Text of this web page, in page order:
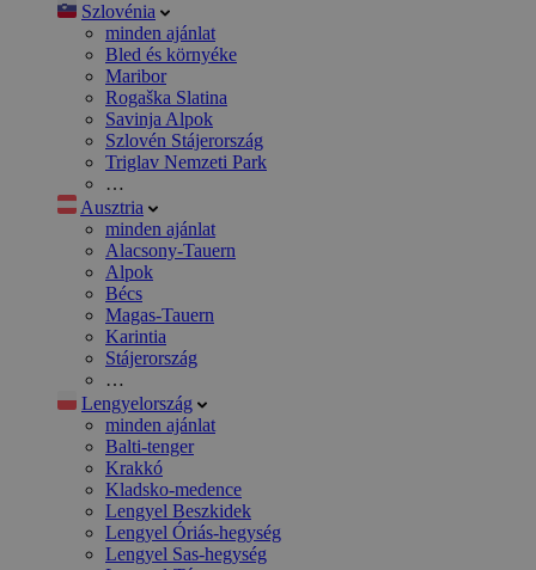
Szlovénia
minden ajánlat
Bled és környéke
Maribor
Rogaška Slatina
Savinja Alpok
Szlovén Stájerország
Triglav Nemzeti Park
…
Ausztria
minden ajánlat
Alacsony-Tauern
Alpok
Bécs
Magas-Tauern
Karintia
Stájerország
…
Lengyelország
minden ajánlat
Balti-tenger
Krakkó
Kladsko-medence
Lengyel Beszkidek
Lengyel Óriás-hegység
Lengyel Sas-hegység